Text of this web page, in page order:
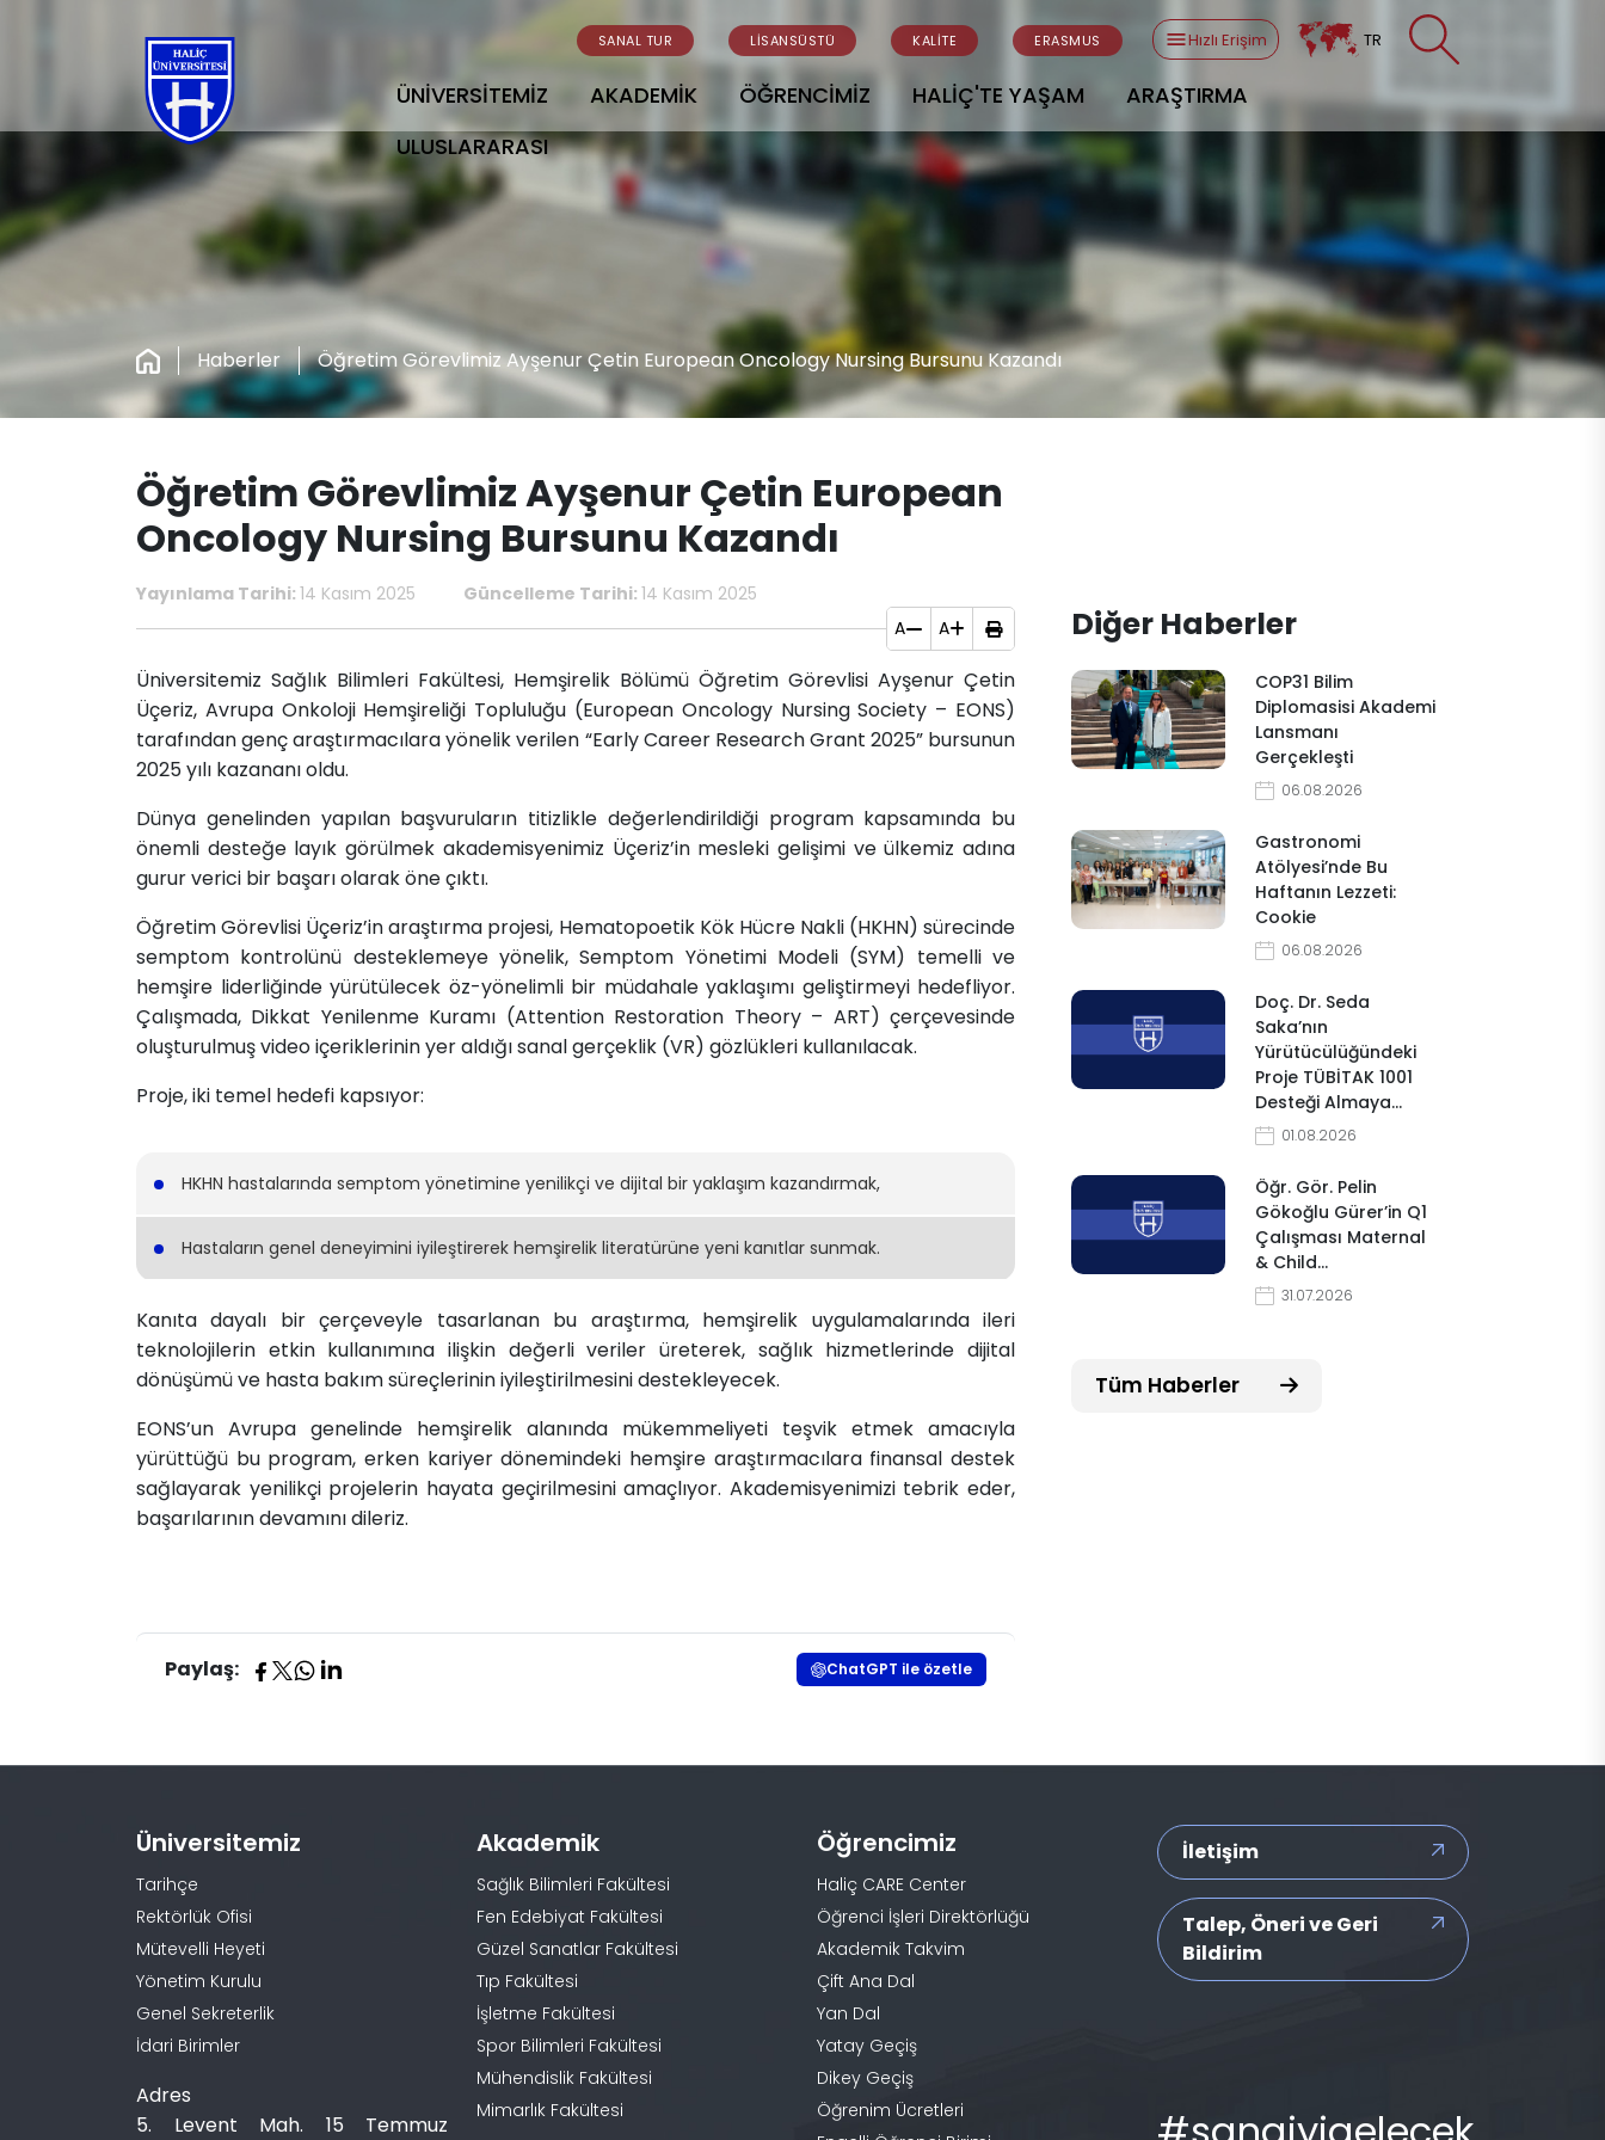
SANAL TUR LİSANSÜSTÜ KALİTE ERASMUS Hızlı Erişim TR
ÜNİVERSİTEMİZ AKADEMİK ÖĞRENCİMİZ HALİÇ'TE YAŞAM
ARAŞTIRMA
ULUSLARARASI
Haberler Öğretim Görevlimiz Ayşenur Çetin European Oncology Nursing Bursunu Kazandı
Öğretim Görevlimiz Ayşenur Çetin European
Oncology Nursing Bursunu Kazandı
Yayınlama Tarihi: 14 Kasım 2025 Güncelleme Tarihi: 14 Kasım 2025
A
A
Üniversitemiz Sağlık Bilimleri Fakültesi, Hemşirelik Bölümü Öğretim Görevlisi Ayşenur Çetin
Üçeriz, Avrupa Onkoloji Hemşireliği Topluluğu (European Oncology Nursing Society – EONS)
tarafından genç araştırmacılara yönelik verilen “Early Career Research Grant 2025” bursunun
2025 yılı kazananı oldu.
Dünya genelinden yapılan başvuruların titizlikle değerlendirildiği program kapsamında bu
önemli desteğe layık görülmek akademisyenimiz Üçeriz’in mesleki gelişimi ve ülkemiz adına
gurur verici bir başarı olarak öne çıktı.
Öğretim Görevlisi Üçeriz’in araştırma projesi, Hematopoetik Kök Hücre Nakli (HKHN) sürecinde
semptom kontrolünü desteklemeye yönelik, Semptom Yönetimi Modeli (SYM) temelli ve
hemşire liderliğinde yürütülecek öz-yönelimli bir müdahale yaklaşımı geliştirmeyi hedefliyor.
Çalışmada, Dikkat Yenilenme Kuramı (Attention Restoration Theory – ART) çerçevesinde
oluşturulmuş video içeriklerinin yer aldığı sanal gerçeklik (VR) gözlükleri kullanılacak.
Proje, iki temel hedefi kapsıyor:
HKHN hastalarında semptom yönetimine yenilikçi ve dijital bir yaklaşım kazandırmak,
Hastaların genel deneyimini iyileştirerek hemşirelik literatürüne yeni kanıtlar sunmak.
Kanıta dayalı bir çerçeveyle tasarlanan bu araştırma, hemşirelik uygulamalarında ileri
teknolojilerin etkin kullanımına ilişkin değerli veriler üreterek, sağlık hizmetlerinde dijital
dönüşümü ve hasta bakım süreçlerinin iyileştirilmesini destekleyecek.
EONS’un Avrupa genelinde hemşirelik alanında mükemmeliyeti teşvik etmek amacıyla
yürüttüğü bu program, erken kariyer dönemindeki hemşire araştırmacılara finansal destek
sağlayarak yenilikçi projelerin hayata geçirilmesini amaçlıyor. Akademisyenimizi tebrik eder,
başarılarının devamını dileriz.
Paylaş: ChatGPT ile özetle
Diğer Haberler
COP31 Bilim
Diplomasisi Akademi
Lansmanı
Gerçekleşti
06.08.2026
Gastronomi
Atölyesi’nde Bu
Haftanın Lezzeti:
Cookie
06.08.2026
Doç. Dr. Seda
Saka’nın
Yürütücülüğündeki
Proje TÜBİTAK 1001
Desteği Almaya…
01.08.2026
Öğr. Gör. Pelin
Gökoğlu Gürer’in Q1
Çalışması Maternal
& Child…
31.07.2026
Tüm Haberler
Üniversitemiz
Tarihçe
Rektörlük Ofisi
Mütevelli Heyeti
Yönetim Kurulu
Genel Sekreterlik
İdari Birimler
Adres
5. Levent Mah. 15 Temmuz
Akademik
Sağlık Bilimleri Fakültesi
Fen Edebiyat Fakültesi
Güzel Sanatlar Fakültesi
Tıp Fakültesi
İşletme Fakültesi
Spor Bilimleri Fakültesi
Mühendislik Fakültesi
Mimarlık Fakültesi
Öğrencimiz
Haliç CARE Center
Öğrenci İşleri Direktörlüğü
Akademik Takvim
Çift Ana Dal
Yan Dal
Yatay Geçiş
Dikey Geçiş
Öğrenim Ücretleri
İletişim
Talep, Öneri ve Geri
Bildirim